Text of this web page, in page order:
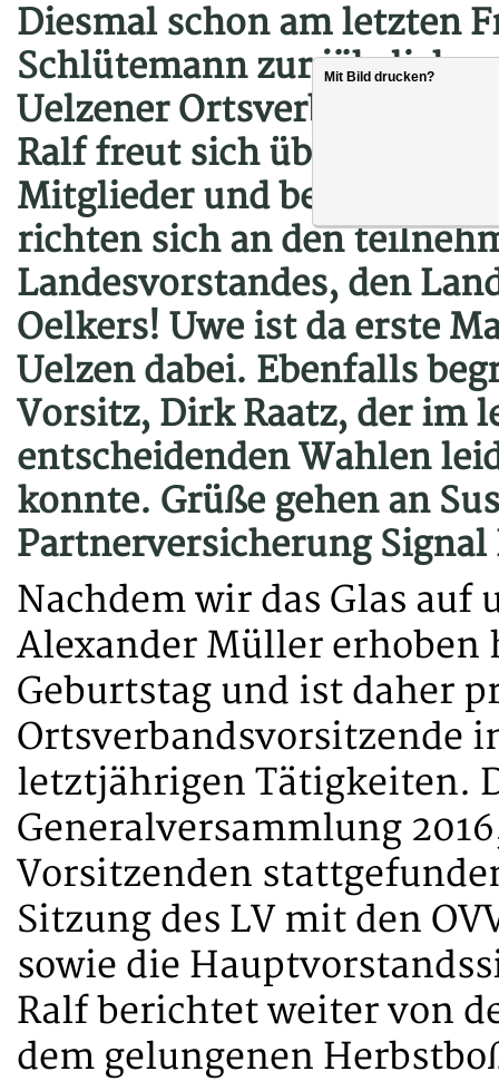
Diesmal schon am letzten
Schlütemann zur
Uelzener Ortsverbandes in
Ralf freut sich über fast
Mitglieder und begrüßt
richten sich an den
Landesvorstandes, den
Oelkers! Uwe ist da erste
Uelzen dabei. Ebenfalls
Vorsitz, Dirk Raatz, der im
entscheidenden Wahlen
konnte. Grüße gehen an
Partnerversicherung Signal
Nachdem wir das Glas auf
Alexander Müller erhoben
Geburtstag und ist daher
Ortsverbandsvorsitzende
letztjährigen Tätigkeiten.
Generalversammlung
Vorsitzenden
Sitzung des LV mit den
sowie die
Ralf berichtet weiter von
dem gelungenen
Mit Bild drucken?